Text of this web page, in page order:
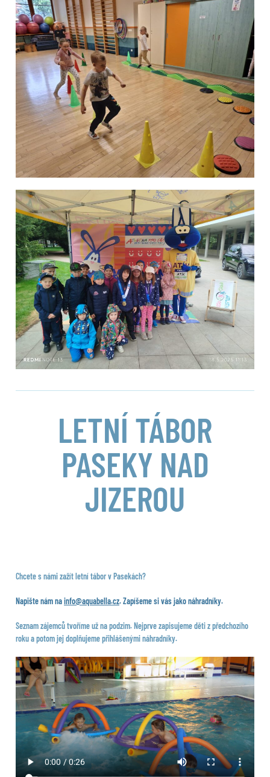
LETNÍ TÁBOR
PASEKY NAD
JIZEROU
Chcete s námi zažít letní tábor v Pasekách?
Napište nám nainfo@aquabella.cz. Zapíšeme si vás jako náhradníky.
Seznam zájemců tvoříme už na podzim. Nejprve zapisujeme děti z předchozího
roku a potom jej doplňujeme přihlášenými náhradníky.